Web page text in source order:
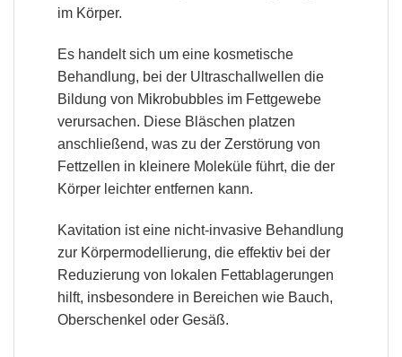
im Körper.
Es handelt sich um eine kosmetische
Behandlung, bei der Ultraschallwellen die
Bildung von Mikrobubbles im Fettgewebe
verursachen. Diese Bläschen platzen
anschließend, was zu der Zerstörung von
Fettzellen in kleinere Moleküle führt, die der
Körper leichter entfernen kann.
Kavitation ist eine nicht-invasive Behandlung
zur Körpermodellierung, die effektiv bei der
Reduzierung von lokalen Fettablagerungen
hilft, insbesondere in Bereichen wie Bauch,
Oberschenkel oder Gesäß.